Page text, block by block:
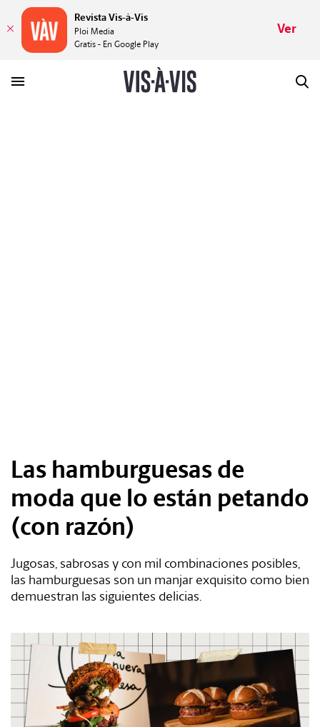
Las hamburguesas de
moda que lo están petando
(con razón)
Jugosas, sabrosas y con mil combinaciones posibles,
las hamburguesas son un manjar exquisito como bien
demuestran las siguientes delicias.
#Estilo
#Marcianadas
#Pantallas
#Gastro
#Caras
Revista Vis-à-Vis
Ploi Media
Gratis - En Google Play
Ver